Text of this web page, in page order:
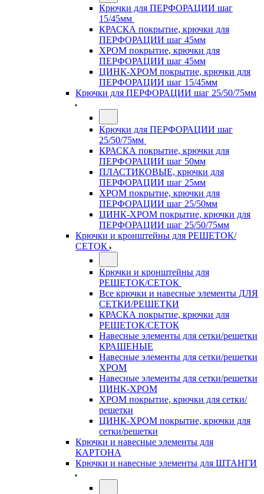
Крючки для ПЕРФОРАЦИИ шаг
15/45мм
КРАСКА покрытие, крючки для
ПЕРФОРАЦИИ шаг 45мм
ХРОМ покрытие, крючки для
ПЕРФОРАЦИИ шаг 45мм
ЦИНК-ХРОМ покрытие, крючки для
ПЕРФОРАЦИИ шаг 15/45мм
Крючки для ПЕРФОРАЦИИ шаг 25/50/75мм
Крючки для ПЕРФОРАЦИИ шаг
25/50/75мм
КРАСКА покрытие, крючки для
ПЕРФОРАЦИИ шаг 50мм
ПЛАСТИКОВЫЕ, крючки для
ПЕРФОРАЦИИ шаг 25мм
ХРОМ покрытие, крючки для
ПЕРФОРАЦИИ шаг 25/50мм
ЦИНК-ХРОМ покрытие, крючки для
ПЕРФОРАЦИИ шаг 25/50/75мм
Крючки и кронштейны для РЕШЕТОК/
СЕТОК
Крючки и кронштейны для
РЕШЕТОК/СЕТОК
Все крючки и навесные элементы ДЛЯ
СЕТКИ/РЕШЕТКИ
КРАСКА покрытие, крючки для
РЕШЕТОК/СЕТОК
Навесные элементы для сетки/решетки
КРАШЕНЫЕ
Навесные элементы для сетки/решетки
ХРОМ
Навесные элементы для сетки/решетки
ЦИНК-ХРОМ
ХРОМ покрытие, крючки для сетки/
решетки
ЦИНК-ХРОМ покрытие, крючки для
сетки/решетки
Крючки и навесные элементы для
КАРТОНА
Крючки и навесные элементы для ШТАНГИ